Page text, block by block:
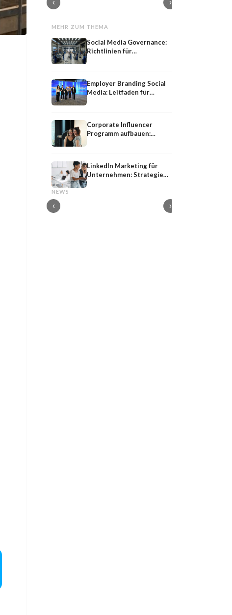
‹ ›
MEHR ZUM THEMA
Social Media Governance:
Richtlinien für
Employer Branding Social
Media: Leitfaden für
Corporate Influencer
Programm aufbauen:
LinkedIn Marketing für
Unternehmen: Strategie
NEWS
‹
Shared
Shared Media: Definition, Bedeutung und
›